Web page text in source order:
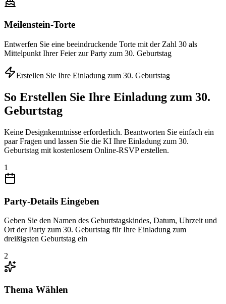
Meilenstein-Torte
Entwerfen Sie eine beeindruckende Torte mit der Zahl 30 als
Mittelpunkt Ihrer Feier zur Party zum 30. Geburtstag
Erstellen Sie Ihre Einladung zum 30. Geburtstag
So Erstellen Sie Ihre Einladung zum 30.
Geburtstag
Keine Designkenntnisse erforderlich. Beantworten Sie einfach ein
paar Fragen und lassen Sie die KI Ihre Einladung zum 30.
Geburtstag mit kostenlosem Online-RSVP erstellen.
1
Party-Details Eingeben
Geben Sie den Namen des Geburtstagskindes, Datum, Uhrzeit und
Ort der Party zum 30. Geburtstag für Ihre Einladung zum
dreißigsten Geburtstag ein
2
Thema Wählen